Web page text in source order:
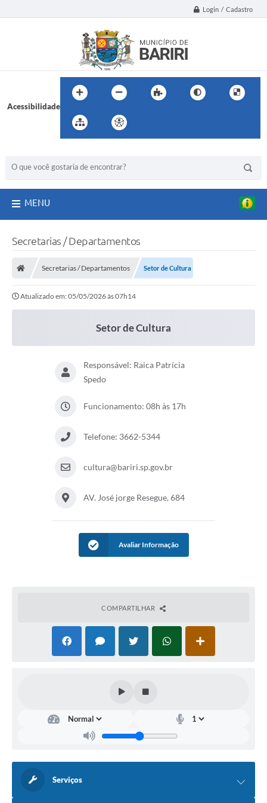
Login / Cadastro
Acessibilidade
MENU
Secretarias / Departamentos
Secretarias / Departamentos Setor de Cultura
Atualizado em: 05/05/2026 às 07h14
Setor de Cultura
Responsável: Raica Patrícia
Spedo
Funcionamento: 08h às 17h
Telefone: 3662-5344
cultura@bariri.sp.gov.br
AV. José jorge Resegue, 684
Avaliar Informação
COMPARTILHAR
Serviços